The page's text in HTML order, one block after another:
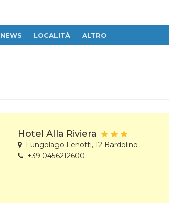
NEWS LOCALITÀ ALTRO
Hotel Alla Riviera
Lungolago Lenotti, 12 Bardolino
+39 0456212600